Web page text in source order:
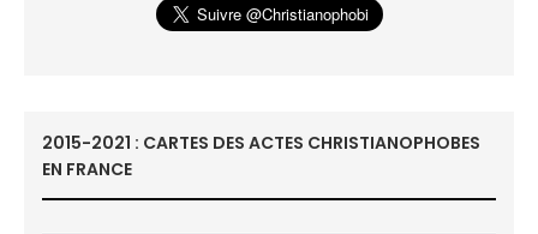
2015-2021 : CARTES DES ACTES CHRISTIANOPHOBES
EN FRANCE